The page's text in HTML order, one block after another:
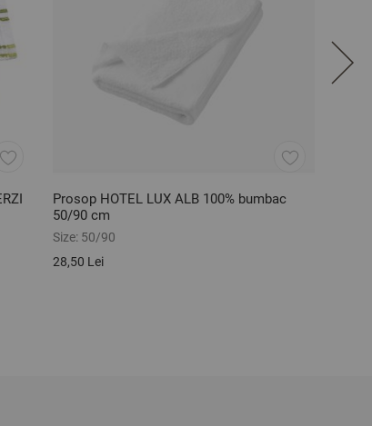
Prosop HOTEL LUX ALB 100% bumbac
50/90 cm
Size: 50/90
28,50 Lei